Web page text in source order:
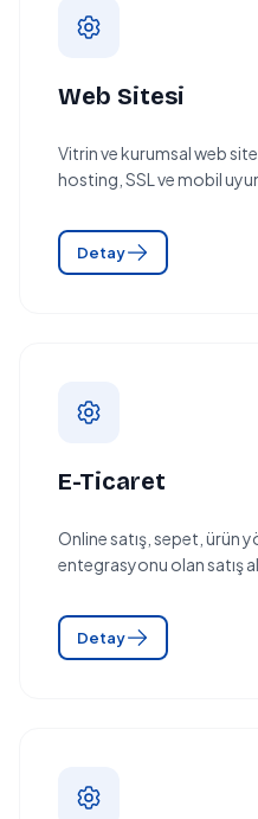
Web Sitesi
Vitrin ve kurumsal web
hosting, SSL ve mobil
Detay
E-Ticaret
Online satış, sepet, ürün
entegrasyonu olan satış
Detay